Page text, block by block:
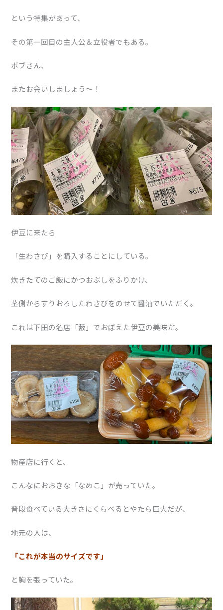
という特集があって、
その第一回目の主人公＆立役者でもある。
ボブさん、
またお会いしましょう〜！
伊豆に来たら
「生わさび」を購入することにしている。
炊きたてのご飯にかつおぶしをふりかけ、
茎側からすりおろしたわさびをのせて醤油でいただく。
これは下田の名店「藪」でおぼえた伊豆の美味だ。
物産店に行くと、
こんなにおおきな「なめこ」が売っていた。
普段食べている大きさにくらべるとやたら巨大だが、
地元の人は、
「これが本当のサイズです」
と胸を張っていた。